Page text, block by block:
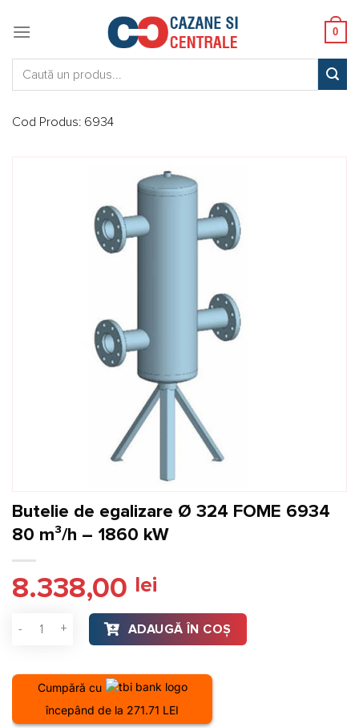
0
Cod Produs: 6934
Butelie de egalizare Ø 324 FOME 6934
80 m³/h – 1860 kW
8.338,00 lei
Cantitate Butelie de egalizare Ø 324 FOME 6934 80 m³/h -
ADAUGĂ ÎN COȘ
Cumpără cu
începând de la 271.71 LEI